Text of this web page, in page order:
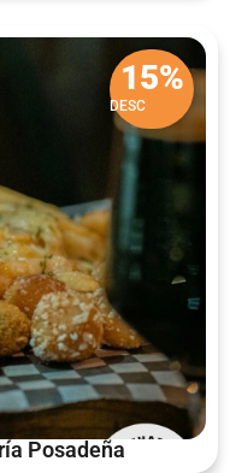
15%
DESC
Posadeña